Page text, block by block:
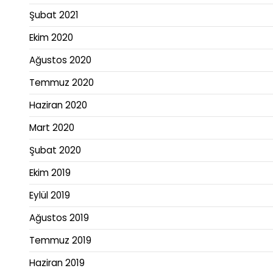
Şubat 2021
Ekim 2020
Ağustos 2020
Temmuz 2020
Haziran 2020
Mart 2020
Şubat 2020
Ekim 2019
Eylül 2019
Ağustos 2019
Temmuz 2019
Haziran 2019